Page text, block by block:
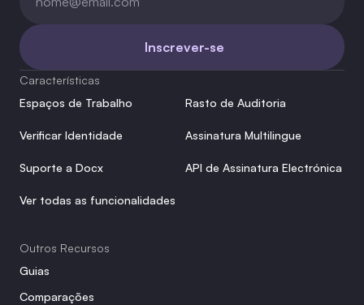
Inscrever-se
Características
Espaços de Trabalho
Rasto de Auditoria
Verificar Identidade Assinatura Multilingue
Suporte a Docx API de Assinatura Electrónica
Ver todas as funcionalidades
Outros Recursos
Guias
Comparações